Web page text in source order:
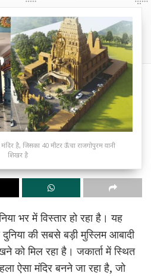
है, जिसका 40 मीटर ऊँचा राजगोपुरम यानी
शिखर है
भर में विस्तार हो रहा है। यह
की सबसे बड़ी मुस्लिम आबादी
को मिल रहा है। जकार्ता में स्थित
ऐसा मंदिर बनने जा रहा है, जो